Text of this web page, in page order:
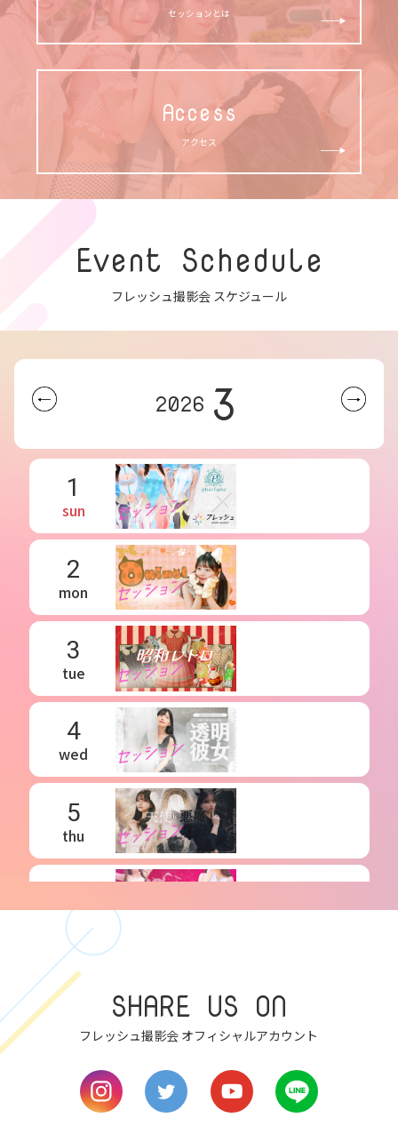
セッションとは
Access
アクセス
Event Schedule
フレッシュ撮影会 スケジュール
2026 3
1
sun
2
mon
3
tue
4
wed
5
thu
fri
7
sat
9
SHARE US ON
フレッシュ撮影会 オフィシャルアカウント